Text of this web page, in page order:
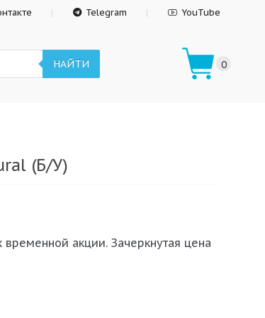
Telegram YouTube
НАЙТИ 0
(Б/У)
акции. Зачеркнутая цена